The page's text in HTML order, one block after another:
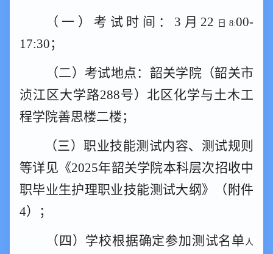
（一）考试时间： 3 月 22 日8:00-
17:30；
（二）考试地点：韶关学院（韶关市
浈江区大学路288号）北区化学与土木工
程学院善思楼二楼；
（三）职业技能测试内容、测试规则
等详见《2025年韶关学院本科层次招收中
职毕业生护理职业技能测试大纲》（附件
4）；
（ 四 ）学校根据确定参加测试名单 人